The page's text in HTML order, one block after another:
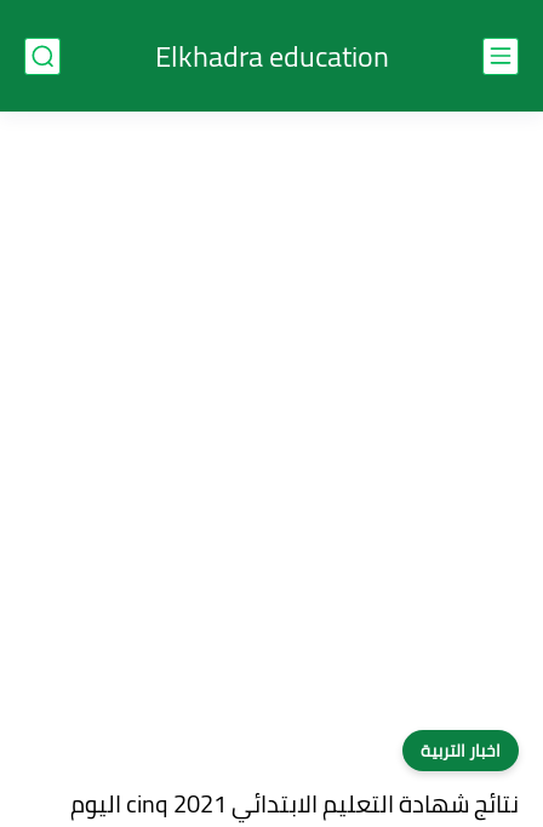
Elkhadra education
اخبار التربية
نتائج شهادة التعليم الابتدائي 2021 cinq اليوم